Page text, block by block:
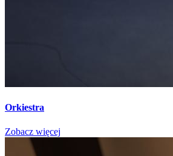
Orkiestra
Zobacz więcej